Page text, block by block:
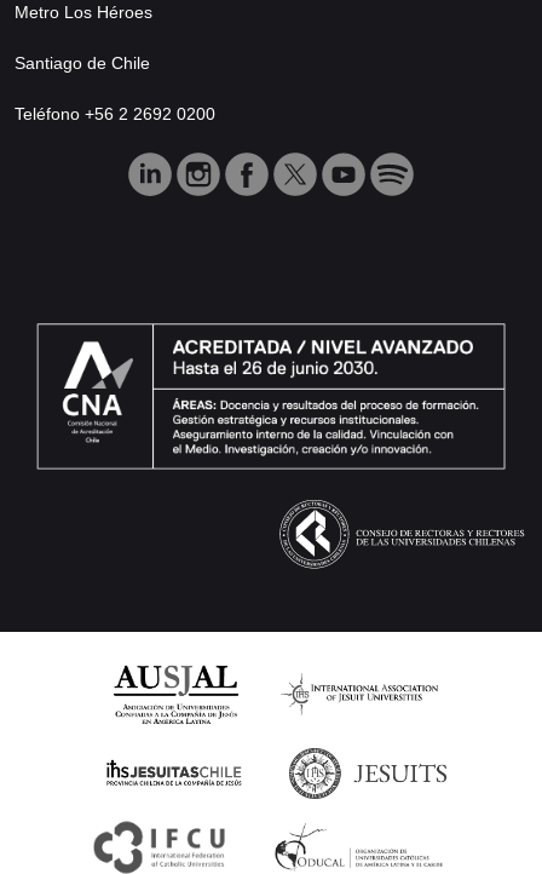
Metro Los Héroes
Santiago de Chile
Teléfono +56 2 2692 0200